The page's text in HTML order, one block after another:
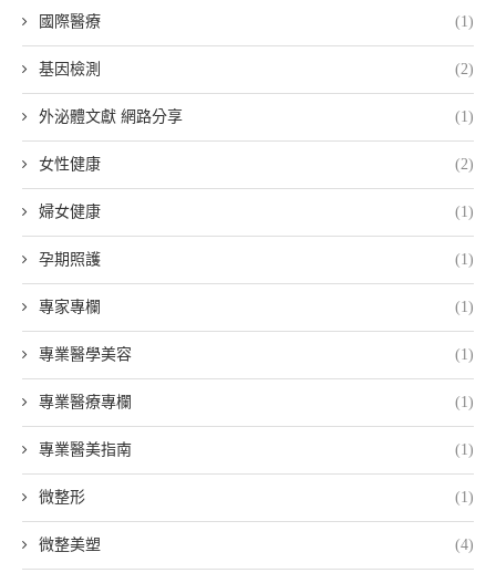
國際醫療 (1)
基因檢測 (2)
外泌體文獻 網路分享 (1)
女性健康 (2)
婦女健康 (1)
孕期照護 (1)
專家專欄 (1)
專業醫學美容 (1)
專業醫療專欄 (1)
專業醫美指南 (1)
微整形 (1)
微整美塑 (4)